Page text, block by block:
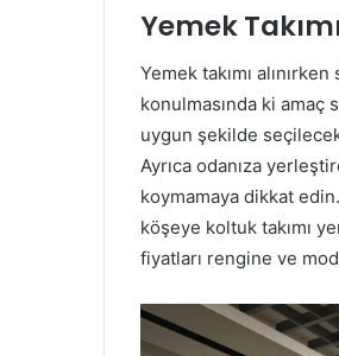
Yemek
Yemek takımı
konulmasında ki amaç
uygun şekilde
Ayrıca odanıza
koymamaya dikkat
köşeye koltuk takımı
fiyatları rengine ve